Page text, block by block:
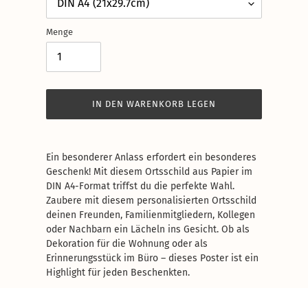
Menge
IN DEN WARENKORB LEGEN
wird
hinzugefügt
Ein besonderer Anlass erfordert ein besonderes
Geschenk! Mit diesem Ortsschild aus Papier im
DIN A4-Format triffst du die perfekte Wahl.
Zaubere mit diesem personalisierten Ortsschild
deinen Freunden, Familienmitgliedern, Kollegen
oder Nachbarn ein Lächeln ins Gesicht. Ob als
Dekoration für die Wohnung oder als
Erinnerungsstück im Büro – dieses Poster ist ein
Highlight für jeden Beschenkten.